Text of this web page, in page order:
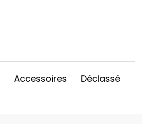
Accessoires Déclassé